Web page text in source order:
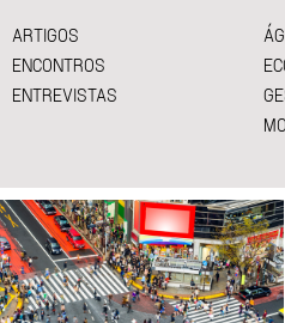
ARTIGOS
ENCONTROS
ENTREVISTAS